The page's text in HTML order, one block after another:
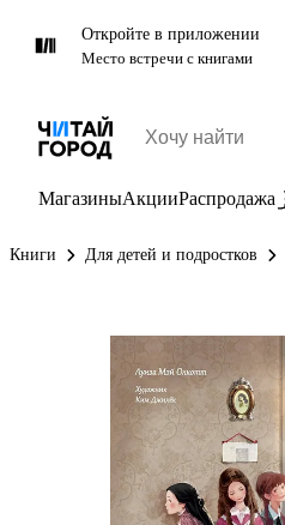
Откройте в приложении
Место встречи с книгами
МагазиныАкцииРаспродажа
Книги Для детей и подростков